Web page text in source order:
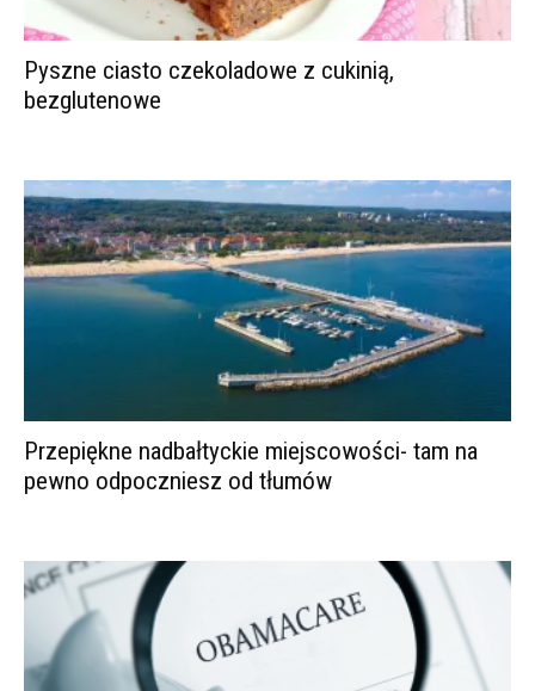
Pyszne ciasto czekoladowe z cukinią,
bezglutenowe
Przepiękne nadbałtyckie miejscowości- tam na
pewno odpoczniesz od tłumów